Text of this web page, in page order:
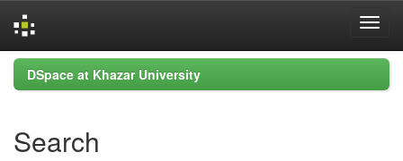
Skip
navigation
DSpace at Khazar University
Search